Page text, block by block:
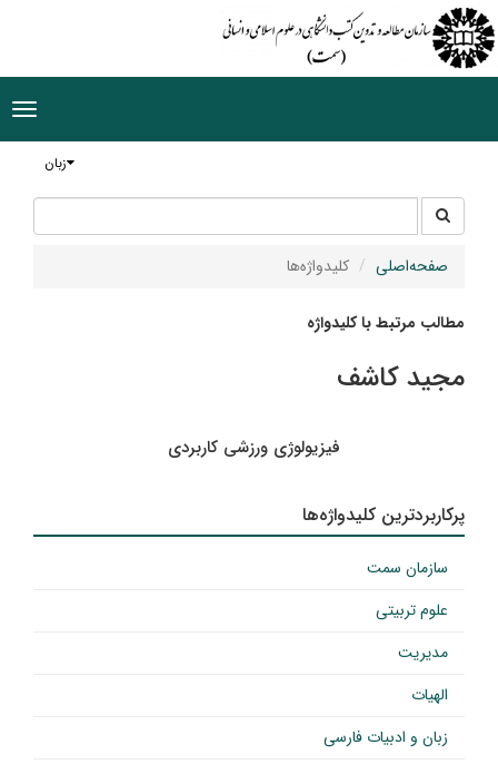
زبان
جستجو
در
سایت
صفحه‌اصلی کلیدواژه‌ها
مطالب مرتبط با کلیدواژه
مجید کاشف
فیزیولوژی ورزشی کاربردی
پرکاربردترین کلیدواژه‌ها
سازمان سمت
علوم تربیتی
مدیریت
الهیات
زبان و ادبیات فارسی